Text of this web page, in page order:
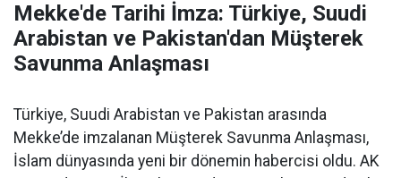
Mekke'de Tarihi İmza: Türkiye, Suudi
Arabistan ve Pakistan'dan Müşterek
Savunma Anlaşması
Türkiye, Suudi Arabistan ve Pakistan arasında
Mekke’de imzalanan Müşterek Savunma Anlaşması,
İslam dünyasında yeni bir dönemin habercisi oldu. AK